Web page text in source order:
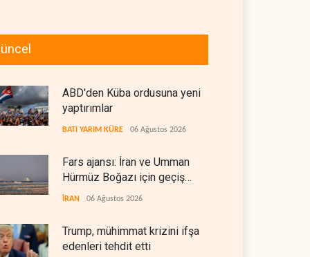
ABD'den Küba ordusuna yeni
yaptırımlar
BATI YARIM KÜRE 06 Ağustos 2026
Fars ajansı: İran ve Umman
Hürmüz Boğazı için geçiş
koridorlarında anlaştı
İRAN 06 Ağustos 2026
Trump, mühimmat krizini ifşa
edenleri tehdit etti